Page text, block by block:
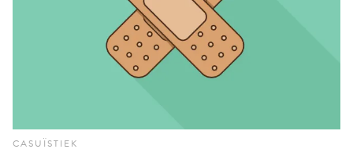
CASUÏSTIEK